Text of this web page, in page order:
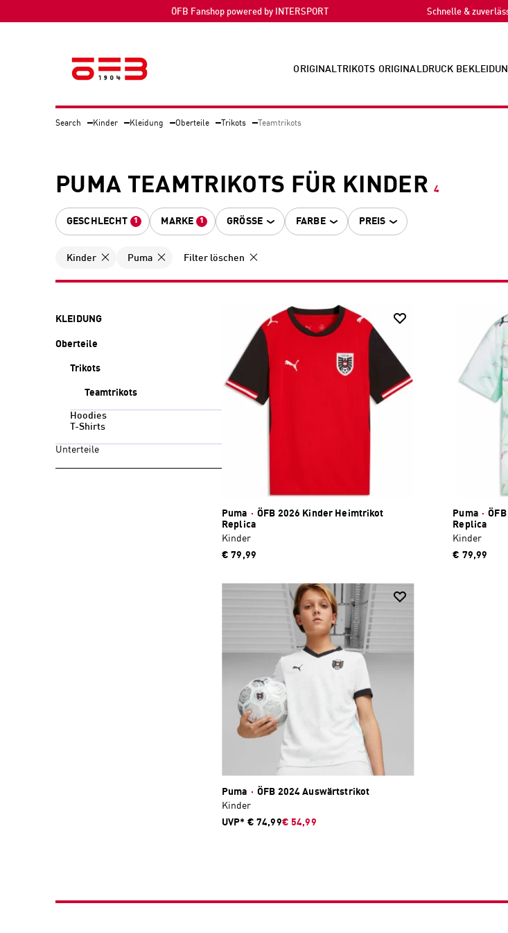
ÖFB Fanshop powered by INTERSPORT Schnelle &
ORIGINALTRIKOTS ORIGINALDRUCK
Search Kinder Kleidung Oberteile Trikots Teamtrikots
PUMA TEAMTRIKOTS FÜR KINDER 4
GESCHLECHT 1 MARKE 1 GRÖSSE FARBE PREIS
Kinder Puma Filter löschen
KLEIDUNG
Oberteile
Trikots
Teamtrikots
Hoodies
T-Shirts
Unterteile
Puma · ÖFB 2026 Kinder Heimtrikot
Replica
Kinder
€ 79,99
Puma ·
Replica
Kinder
€ 79,99
Puma · ÖFB 2024 Auswärtstrikot
Kinder
UVP* € 74,99€ 54,99